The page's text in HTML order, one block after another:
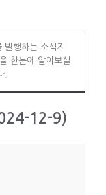
발행하는 소식지
한눈에 알아보실
.
12-9)